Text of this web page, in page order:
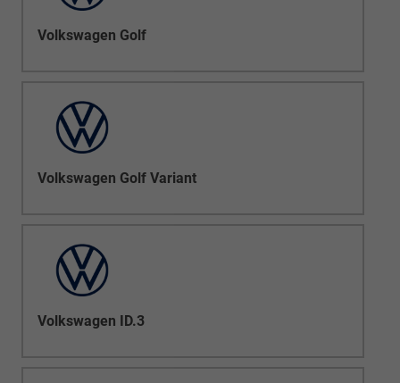
Volkswagen Golf
Volkswagen Golf Variant
Volkswagen ID.3